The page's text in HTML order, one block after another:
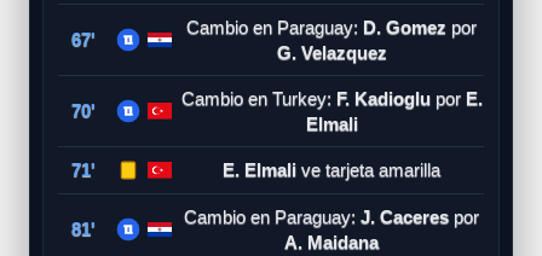
67'
Cambio en Paraguay: D. Gomez por
G. Velazquez
70'
Cambio en Turkey: F. Kadioglupor E.
Elmali
71' E. Elmali ve tarjeta amarilla
81'
Cambio en Paraguay: J. Caceres por
A. Maidana